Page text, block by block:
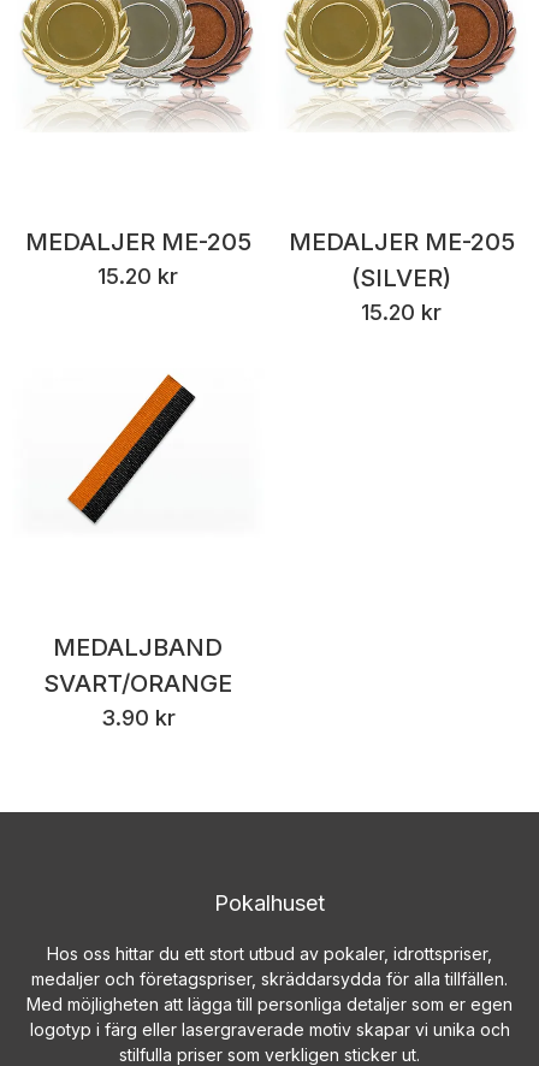
MEDALJER ME-205
15.20 kr
MEDALJER ME-205
(SILVER)
15.20 kr
MEDALJBAND
SVART/ORANGE
3.90 kr
Pokalhuset
Hos oss hittar du ett stort utbud av pokaler, idrottspriser,
medaljer och företagspriser, skräddarsydda för alla tillfällen.
Med möjligheten att lägga till personliga detaljer som er egen
logotyp i färg eller lasergraverade motiv skapar vi unika och
stilfulla priser som verkligen sticker ut.